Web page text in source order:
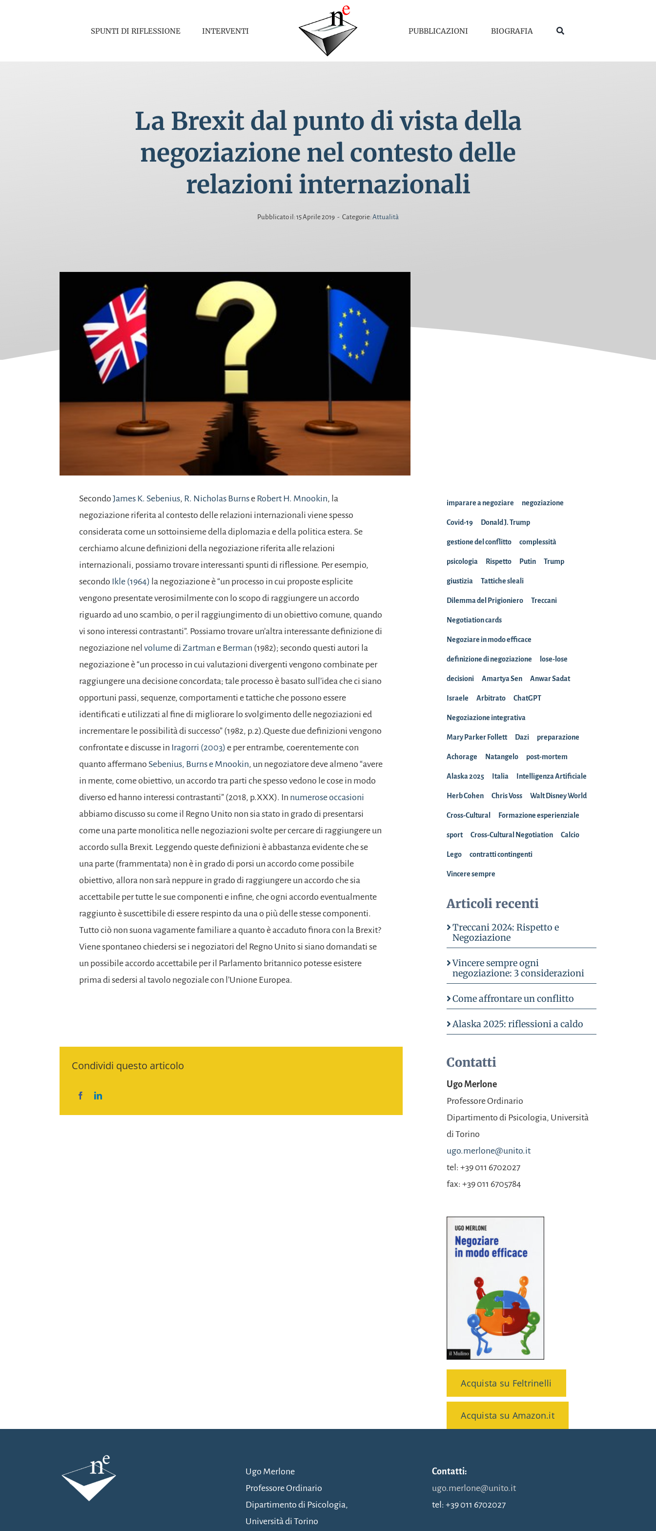
SPUNTI DI RIFLESSIONE INTERVENTI PUBBLICAZIONI BIOGRAFIA
La Brexit dal punto di vista della
negoziazione nel contesto delle
relazioni internazionali
Pubblicato il: 15 Aprile 2019 - Categorie:Attualità
Secondo James K. Sebenius, R. Nicholas Burnse Robert H. Mnookin, la
negoziazione riferita al contesto delle relazioni internazionali viene spesso
considerata come un sottoinsieme della diplomazia e della politica estera. Se
cerchiamo alcune definizioni della negoziazione riferita alle relazioni
internazionali, possiamo trovare interessanti spunti di riflessione. Per esempio,
secondo Ikle (1964) la negoziazione è “un processo in cui proposte esplicite
vengono presentate verosimilmente con lo scopo di raggiungere un accordo
riguardo ad uno scambio, o per il raggiungimento di un obiettivo comune, quando
vi sono interessi contrastanti”. Possiamo trovare un’altra interessante definizione di
negoziazione nel volumedi Zartman e Berman (1982); secondo questi autori la
negoziazione è “un processo in cui valutazioni divergenti vengono combinate per
raggiungere una decisione concordata; tale processo è basato sull’idea che ci siano
opportuni passi, sequenze, comportamenti e tattiche che possono essere
identificati e utilizzati al fine di migliorare lo svolgimento delle negoziazioni ed
incrementare le possibilità di successo” (1982, p.2).Queste due definizioni vengono
confrontate e discusse in Iragorri (2003) e per entrambe, coerentemente con
quanto affermano Sebenius, Burns e Mnookin, un negoziatore deve almeno “avere
in mente, come obiettivo, un accordo tra parti che spesso vedono le cose in modo
diverso ed hanno interessi contrastanti” (2018, p.XXX). In numerose occasioni
abbiamo discusso su come il Regno Unito non sia stato in grado di presentarsi
come una parte monolitica nelle negoziazioni svolte per cercare di raggiungere un
accordo sulla Brexit. Leggendo queste definizioni è abbastanza evidente che se
una parte (frammentata) non è in grado di porsi un accordo come possibile
obiettivo, allora non sarà neppure in grado di raggiungere un accordo che sia
accettabile per tutte le sue componenti e infine, che ogni accordo eventualmente
raggiunto è suscettibile di essere respinto da una o più delle stesse componenti.
Tutto ciò non suona vagamente familiare a quanto è accaduto finora con la Brexit?
Viene spontaneo chiedersi se i negoziatori del Regno Unito si siano domandati se
un possibile accordo accettabile per il Parlamento britannico potesse esistere
prima di sedersi al tavolo negoziale con l’Unione Europea.
Condividi questo articolo
imparare a negoziare negoziazione
Covid-19 Donald J. Trump
gestione del conflitto complessità
psicologia Rispetto Putin Trump
giustizia Tattiche sleali
Dilemma del Prigioniero Treccani
Negotiation cards
Negoziare in modo efficace
definizione di negoziazione lose-lose
decisioni Amartya Sen Anwar Sadat
Israele Arbitrato ChatGPT
Negoziazione integrativa
Mary Parker Follett Dazi preparazione
Achorage Natangelo post-mortem
Alaska 2025 Italia Intelligenza Artificiale
Herb Cohen Chris Voss Walt Disney World
Cross-Cultural Formazione esperienziale
sport Cross-Cultural Negotiation Calcio
Lego contratti contingenti
Vincere sempre
Articoli recenti
Treccani 2024: Rispetto e
Negoziazione
Vincere sempre ogni
negoziazione: 3 considerazioni
Come affrontare un conflitto
Alaska 2025: riflessioni a caldo
Contatti
Ugo Merlone
Professore Ordinario
Dipartimento di Psicologia, Università
di Torino
ugo.merlone@unito.it
tel: +39 011 6702027
fax: +39 011 6705784
Acquista su Feltrinelli
Acquista su Amazon.it
Ugo Merlone
Professore Ordinario
Dipartimento di Psicologia,
Università di Torino
Contatti:
ugo.merlone@unito.it
tel: +39 011 6702027